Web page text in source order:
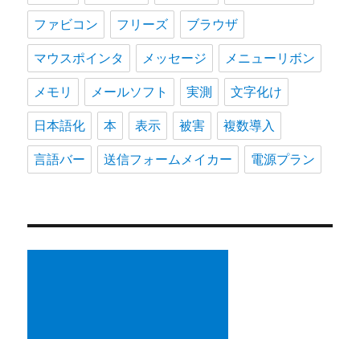
ファビコン フリーズ ブラウザ
マウスポインタ メッセージ メニューリボン
メモリ メールソフト 実測 文字化け
日本語化 本 表示 被害 複数導入
言語バー 送信フォームメイカー 電源プラン